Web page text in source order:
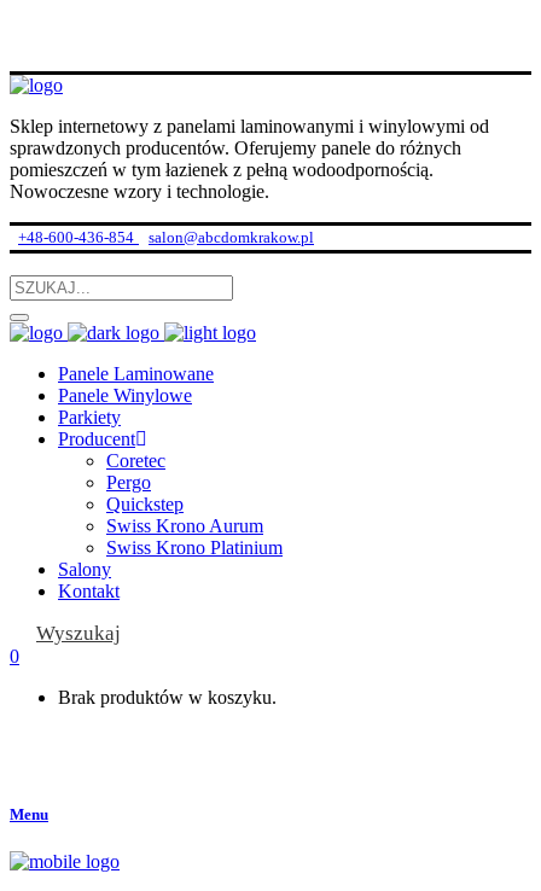
Sklep internetowy z panelami laminowanymi i winylowymi od
sprawdzonych producentów. Oferujemy panele do różnych
pomieszczeń w tym łazienek z pełną wodoodpornością.
Nowoczesne wzory i technologie.
+48-600-436-854 salon@abcdomkrakow.pl
Panele Laminowane
Panele Winylowe
Parkiety
Producent
Coretec
Pergo
Quickstep
Swiss Krono Aurum
Swiss Krono Platinium
Salony
Kontakt
Wyszukaj
0
Brak produktów w koszyku.
Menu